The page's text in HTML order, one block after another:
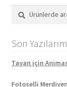
Ara:
Ara
Son
Tavan için
Fotoselli